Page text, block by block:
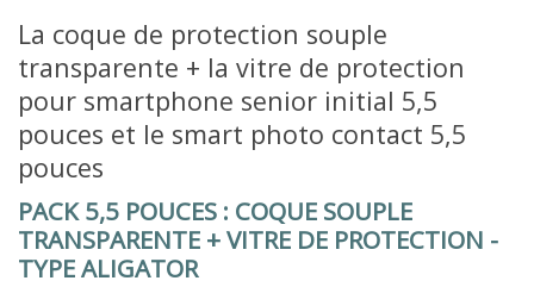
La coque de protection souple
transparente + la vitre de protection
pour smartphone senior initial 5,5
pouces et le smart photo contact 5,5
pouces
PACK 5,5 POUCES : COQUE SOUPLE
TRANSPARENTE + VITRE DE PROTECTION -
TYPE ALIGATOR